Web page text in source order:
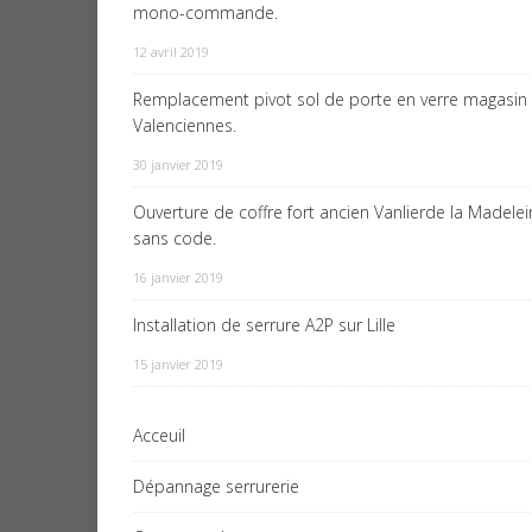
mono-commande.
12 avril 2019
Remplacement pivot sol de porte en verre magasin
Valenciennes.
30 janvier 2019
Ouverture de coffre fort ancien Vanlierde la
sans code.
16 janvier 2019
Installation de serrure A2P sur Lille
15 janvier 2019
Acceuil
Dépannage serrurerie